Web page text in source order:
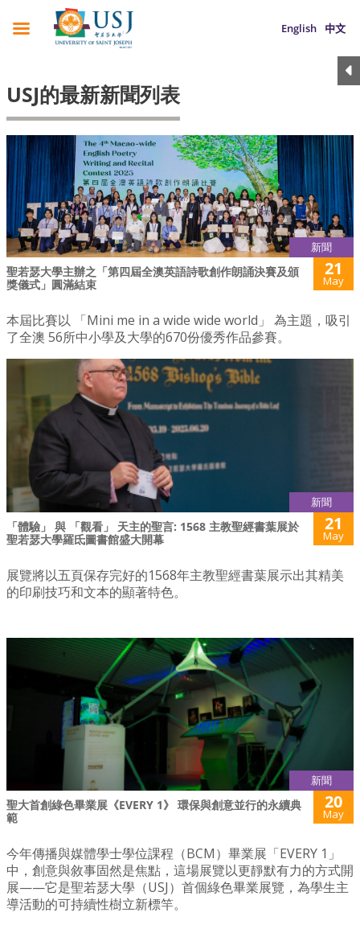
English 中文
USJ的最新新聞列表
新聞
聖若瑟大學主辦之「第四屆全澳英語詩歌創作朗誦決賽及頒
獎儀式」圓滿結束
21
May
本屆比賽以 「Mini me in a wide wide world」 為主題，吸引
了全澳 56所中小學及大學的670份優秀作品參賽。
新聞
「體驗」 與 「觀看」 天主的聖言: 1568 主教聖經書葉展於
聖若瑟大學羅氐圖書館盛大開幕
21
May
展覽將以五頁保存完好的1568年主教聖經書葉展示出其精美
的印刷技巧和文本的顯著特色。
新聞
聖大首創綠色畢業展《EVERY 1》 環保與創意並行的永續典
範
20
May
今年傳播與媒體學士學位課程（BCM）畢業展「EVERY 1」
中，創意與敘事固然是焦點，這場展覽以更靜默有力的方式開
展——它是聖若瑟大學（USJ）首個綠色畢業展覽，為學生主
導活動的可持續性樹立新標竿。